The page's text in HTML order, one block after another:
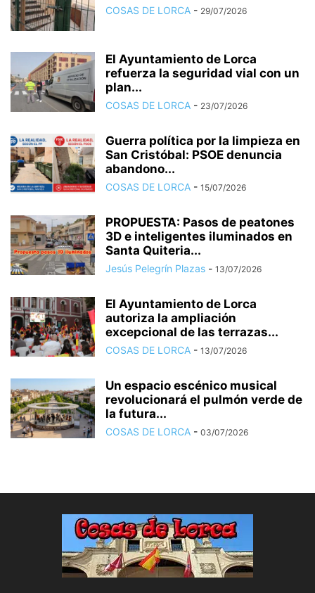
COSAS DE LORCA - 29/07/2026
El Ayuntamiento de Lorca
refuerza la seguridad vial con un
plan...
COSAS DE LORCA - 23/07/2026
Guerra política por la limpieza en
San Cristóbal: PSOE denuncia
abandono...
COSAS DE LORCA - 15/07/2026
PROPUESTA: Pasos de peatones
3D e inteligentes iluminados en
Santa Quiteria...
Jesús Pelegrín Plazas - 13/07/2026
El Ayuntamiento de Lorca
autoriza la ampliación
excepcional de las terrazas...
COSAS DE LORCA - 13/07/2026
Un espacio escénico musical
revolucionará el pulmón verde de
la futura...
COSAS DE LORCA - 03/07/2026